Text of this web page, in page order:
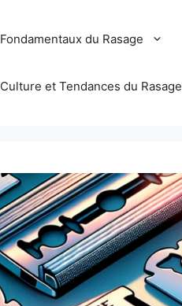
Fondamentaux du Rasage
Culture et Tendances du Rasage